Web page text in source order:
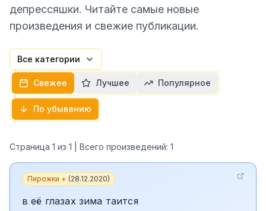
депрессяшки. Читайте самые новые
произведения и свежие публикации.
Все категории
Свежее Лучшее Популярное
По убыванию
Страница 1 из 1 | Всего произведений: 1
Пирожки + (28.12.2020)
в её глазах зима таится